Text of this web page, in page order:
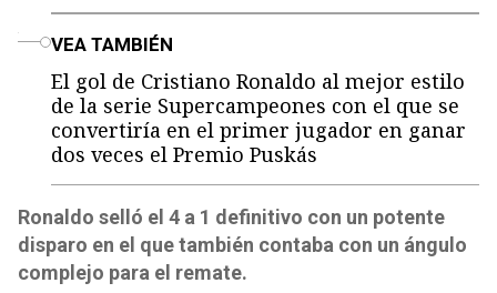
VEA TAMBIÉN
El gol de Cristiano Ronaldo al mejor estilo
de la serie Supercampeones con el que se
convertiría en el primer jugador en ganar
dos veces el Premio Puskás
Ronaldo selló el 4 a 1 definitivo con un potente
disparo en el que también contaba con un ángulo
complejo para el remate.